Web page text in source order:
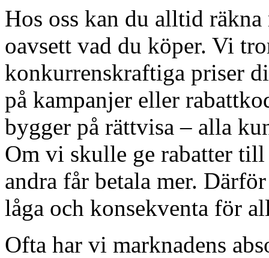
Hos oss kan du alltid
oavsett vad du köper. Vi
konkurrenskraftiga priser
på kampanjer eller
bygger på rättvisa – alla
Om vi skulle ge rabatter
andra får betala mer.
låga och konsekventa för
Ofta har vi marknadens